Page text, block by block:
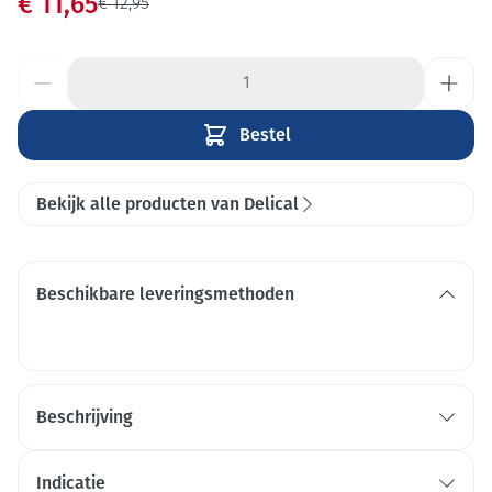
€ 12,95
Bestel
Bekijk alle producten van Delical
Beschikbare leveringsmethoden
Beschrijving
Gebruiksklaar , gesteriliseerde UHT
Indicatie